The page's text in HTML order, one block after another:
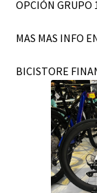
OPCIÓN
MAS MAS INFO
BICISTORE